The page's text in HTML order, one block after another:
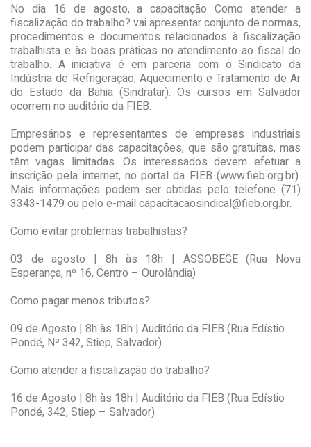
No dia 16 de agosto, a capacitação Como atender a
fiscalização do trabalho? vai apresentar conjunto de normas,
procedimentos e documentos relacionados à fiscalização
trabalhista e às boas práticas no atendimento ao fiscal do
trabalho. A iniciativa é em parceria com o Sindicato da
Indústria de Refrigeração, Aquecimento e Tratamento de Ar
do Estado da Bahia (Sindratar). Os cursos em Salvador
ocorrem no auditório da FIEB.
Empresários e representantes de empresas industriais
podem participar das capacitações, que são gratuitas, mas
têm vagas limitadas. Os interessados devem efetuar a
inscrição pela internet, no portal da FIEB (www.fieb.org.br).
Mais informações podem ser obtidas pelo telefone (71)
3343-1479 ou pelo e-mail capacitacaosindical@fieb.org.br.
Como evitar problemas trabalhistas?
03 de agosto | 8h às 18h | ASSOBEGE (Rua Nova
Esperança, nº 16, Centro – Ourolândia)
Como pagar menos tributos?
09 de Agosto | 8h às 18h | Auditório da FIEB (Rua Edístio
Pondé, Nº 342, Stiep, Salvador)
Como atender a fiscalização do trabalho?
16 de Agosto | 8h às 18h | Auditório da FIEB (Rua Edístio
Pondé, 342, Stiep – Salvador)